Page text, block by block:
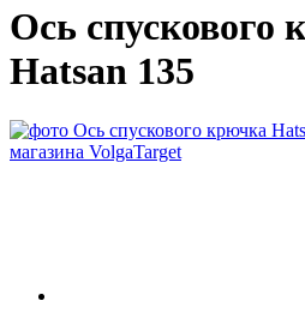
Ось спускового
Hatsan 135